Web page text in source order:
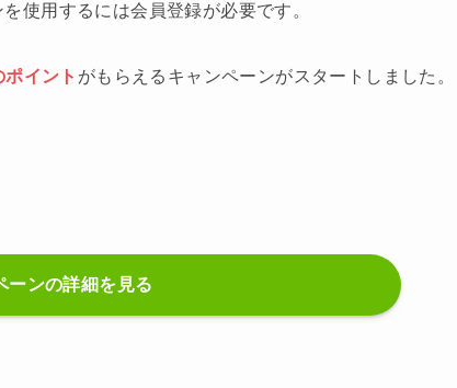
使用するには会員登録が必要です。
イント がもらえるキャンペーンがスタートしました。
ーンの詳細を見る